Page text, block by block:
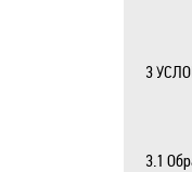
3
3.1